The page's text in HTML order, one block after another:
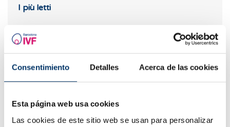
Consentimiento Detalles Acerca de las cookies
Esta página web usa cookies
Las cookies de este sitio web se usan para personalizar
I più letti